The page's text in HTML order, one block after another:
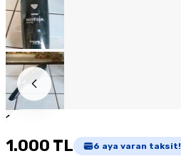
1
1.000 TL 6 aya varan taksit!